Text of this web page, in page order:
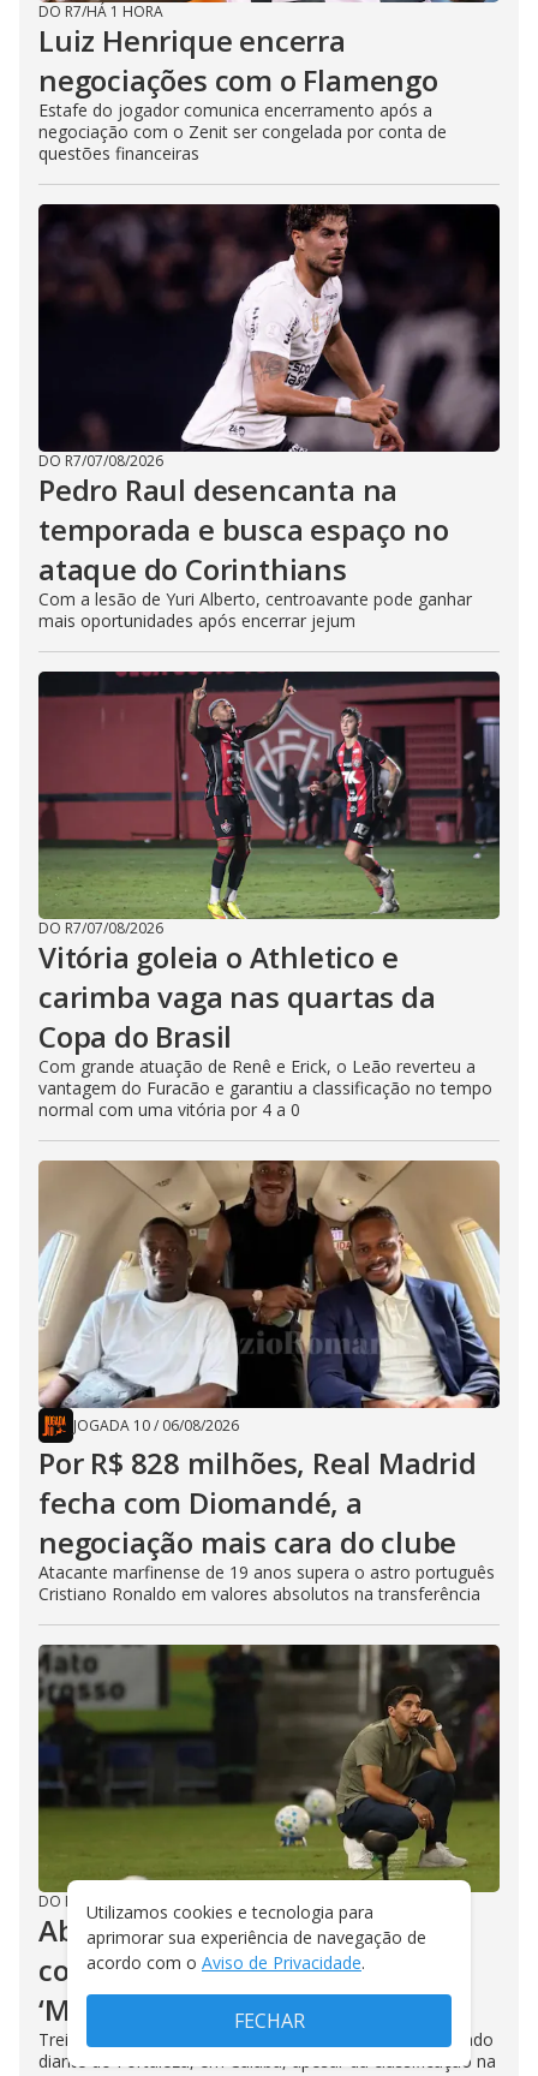
DO R7/HÁ 1 HORA
Luiz Henrique encerra
negociações com o Flamengo
Estafe do jogador comunica encerramento após a
negociação com o Zenit ser congelada por conta de
questões financeiras
DO R7/07/08/2026
Pedro Raul desencanta na
temporada e busca espaço no
ataque do Corinthians
Com a lesão de Yuri Alberto, centroavante pode ganhar
mais oportunidades após encerrar jejum
DO R7/07/08/2026
Vitória goleia o Athletico e
carimba vaga nas quartas da
Copa do Brasil
Com grande atuação de Renê e Erick, o Leão reverteu a
vantagem do Furacão e garantiu a classificação no tempo
normal com uma vitória por 4 a 0
JOGADA 10/ 06/08/2026
Por R$ 828 milhões, Real Madrid
fecha com Diomandé, a
negociação mais cara do clube
Atacante marfinense de 19 anos supera o astro português
Cristiano Ronaldo em valores absolutos na transferência
DO R7 06/08/2026
Abel admite falta de
concentração do Palmeiras:
‘Minha responsabilidade’
Treinador reconhece que equipe ficou abaixo do esperado
diante do Fortaleza, em Cuiabá, apesar da classificação na
Utilizamos cookies e tecnologia para
aprimorar sua experiência de navegação de
acordo com o Aviso de Privacidade.
FECHAR